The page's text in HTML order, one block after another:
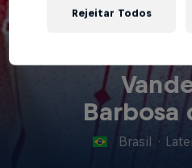
Barbosa
Brasil ·
Rejeitar Todos